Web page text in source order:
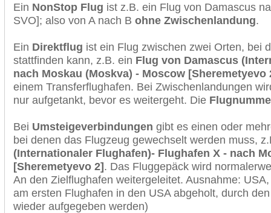
Ein NonStop Flug ist z.B. ein Flug von Damascus
SVO]; also von A nach B ohne Zwischenlandung.
Ein Direktflug ist ein Flug zwischen zwei Orten, bei
stattfinden kann, z.B. ein Flug von Damascus
nach Moskau (Moskva) - Moscow [Sheremetyevo
einem Transferflughafen. Bei Zwischenlandungen
nur aufgetankt, bevor es weitergeht. Die
Bei Umsteigeverbindungen gibt es einen oder
bei denen das Flugzeug gewechselt werden muss,
(Internationaler Flughafen)- Flughafen X - nach
[Sheremetyevo 2]. Das Fluggepäck wird
An den Zielflughafen weitergeleitet. Ausnahme:
am ersten Flughafen in den USA abgeholt, durch
wieder aufgegeben werden)